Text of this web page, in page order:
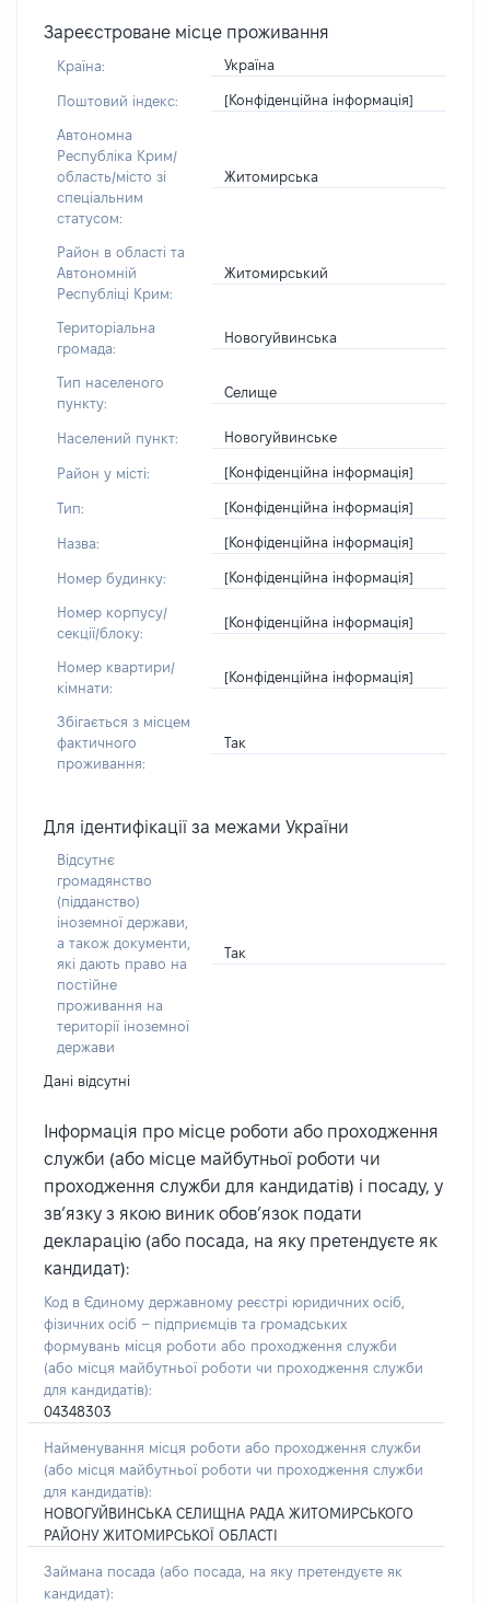
Зареєстроване місце проживання
Країна: Україна
Поштовий індекс: [Конфіденційна інформація]
Автономна
Республіка Крим/
область/місто зі
спеціальним
статусом:
Житомирська
Район в області та
Автономній
Республіці Крим:
Житомирський
Територіальна
громада:
Новогуйвинська
Тип населеного
пункту:
Селище
Населений пункт: Новогуйвинське
Район у місті: [Конфіденційна інформація]
Тип: [Конфіденційна інформація]
Назва: [Конфіденційна інформація]
Номер будинку: [Конфіденційна інформація]
Номер корпусу/
секції/блоку:
[Конфіденційна інформація]
Номер квартири/
кімнати:
[Конфіденційна інформація]
Збігається з місцем
фактичного
проживання:
Так
Для ідентифікації за межами України
Відсутнє
громадянство
(підданство)
іноземної держави,
а також документи,
які дають право на
постійне
проживання на
території іноземної
держави
Так
Дані відсутні
Інформація про місце роботи або проходження
служби (або місце майбутньої роботи чи
проходження служби для кандидатів) і посаду, у
зв’язку з якою виник обов’язок подати
декларацію (або посада, на яку претендуєте як
кандидат):
Код в Єдиному державному реєстрі юридичних осіб,
фізичних осіб – підприємців та громадських
формувань місця роботи або проходження служби
(або місця майбутньої роботи чи проходження служби
для кандидатів):
04348303
Найменування місця роботи або проходження служби
(або місця майбутньої роботи чи проходження служби
для кандидатів):
НОВОГУЙВИНСЬКА СЕЛИЩНА РАДА ЖИТОМИРСЬКОГО
РАЙОНУ ЖИТОМИРСЬКОЇ ОБЛАСТІ
Займана посада (або посада, на яку претендуєте як
кандидат):